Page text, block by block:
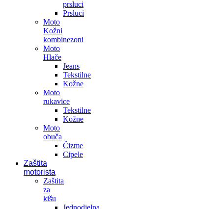
prsluci
Prsluci
Moto
Kožni
kombinezoni
Moto
Hlače
Jeans
Tekstilne
Kožne
Moto
rukavice
Tekstilne
Kožne
Moto
obuča
Čizme
Cipele
Zaštita
motorista
Zaštita
za
kišu